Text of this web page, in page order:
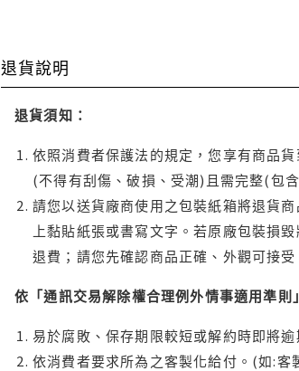
退貨說明
退貨須知：
依照消費者保護法的規定，您享有商品
(不得有刮傷、破損、受潮)且需完整(包
請您以送貨廠商使用之包裝紙箱將退貨
上黏貼紙張或書寫文字。若原廠包裝損
退費；請您先確認商品正確、外觀可接
依「通訊交易解除權合理例外情事適用準
易於腐敗、保存期限較短或解約時即將
依消費者要求所為之客製化給付。(如:客